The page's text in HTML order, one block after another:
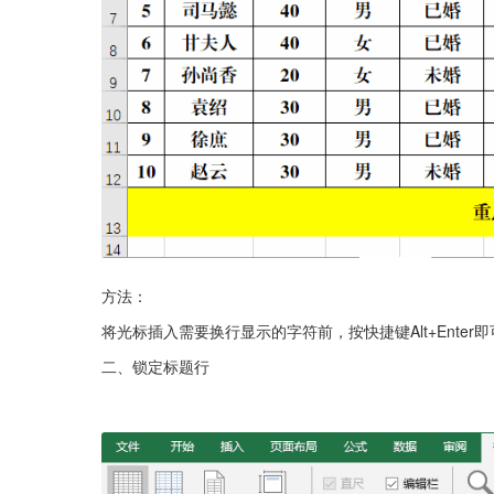
方法：
将光标插入需要换行显示的字符前，按快捷键Alt+Enter即
二、锁定标题行